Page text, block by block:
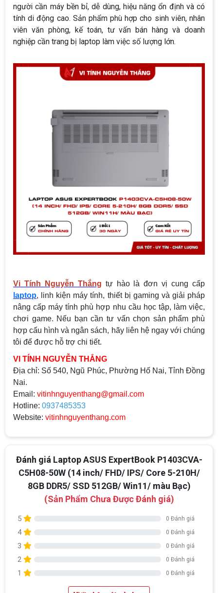
người cần máy bền bỉ, dễ dùng, hiệu năng ổn định và có
tính di động cao. Sản phẩm phù hợp cho sinh viên, nhân
viên văn phòng, kế toán, tư vấn bán hàng và doanh
nghiệp cần trang bị laptop làm việc số lượng lớn.
Vi Tính Nguyễn Thắng tự hào là đơn vị cung cấp
laptop, linh kiện máy tính, thiết bị gaming và giải pháp
nâng cấp máy tính phù hợp nhu cầu học tập, làm việc,
chơi game. Nếu bạn cần tư vấn chọn sản phẩm phù
hợp cấu hình và ngân sách, hãy liên hệ ngay với chúng
tôi để được hỗ trợ chi tiết.
VI TÍNH NGUYỄN THẮNG
Địa chỉ: Số 540, Ngũ Phúc, Phường Hố Nai, Tỉnh Đồng
Nai.
Email: vitinhnguyenthang@gmail.com
Hotline: 0937485353
Website: vitinhnguyenthang.com
Đánh giá Laptop ASUS ExpertBook P1403CVA-
C5H08-50W (14 inch/ FHD/ IPS/ Core 5-210H/
8GB DDR5/ SSD 512GB/ Win11/ màu Bạc)
(Sản Phẩm Chưa Được Đánh giá)
5 0 Đánh giá
4 0 Đánh giá
3 0 Đánh giá
2 0 Đánh giá
1 0 Đánh giá